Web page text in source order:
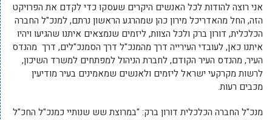
אני רוצה להודות לכל האנשים היקרים שעסקו כדי לקדם את הפרויקט
הזה, החל מהאדריכל מירון כהן שמהרגע הראשון נרתם, למנכ"ל החברה
הכלכלית, דורון ברק ולכל הצוות, ליזמים שנמצאים איתנו שהגיעו ויהיו
איתנו כאן, לעובדי העירייה דרך מהמנכ"ל דרך הסמנכ"לים, דרך מהנדס
העיר, מהנדס העיר הקודם, לחברת הניהול למפתחים למשרד השיכון,
לרשות מקרקעי ישראל ליזמים ולאנשים שמאמינים בעיר מודיעין
מכבים רעות.
מנכ"ל החברה הכלכלית דורון ברק: "במרוצת שש שנותיי כמנכ"ל החכ"ל